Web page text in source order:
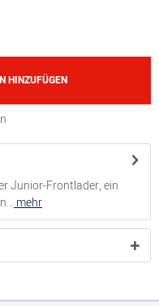
HINZUFÜGEN
Junior-Frontlader, ein
mehr